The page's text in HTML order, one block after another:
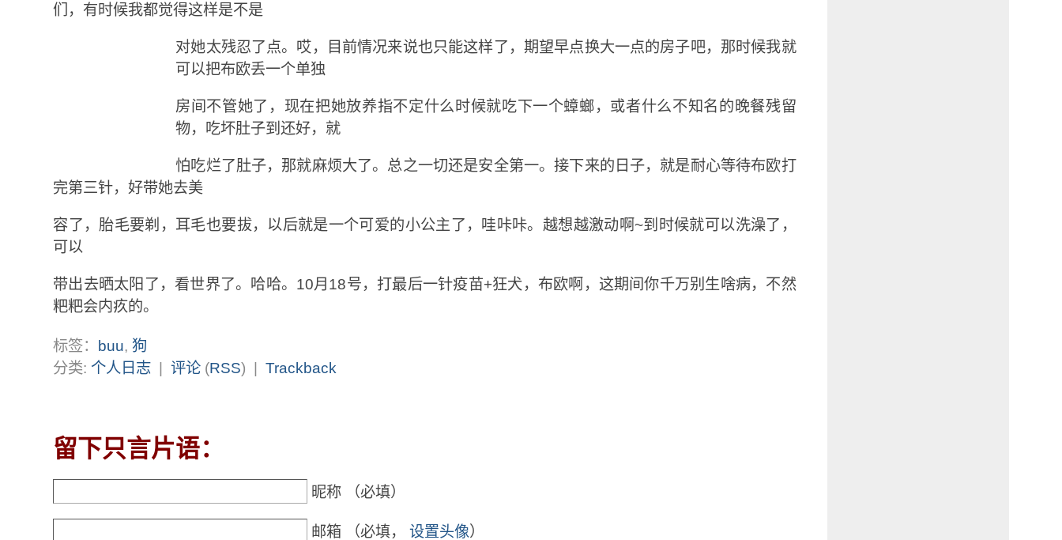
们，有时候我都觉得这样是不是
对她太残忍了点。哎，目前情况来说也只能这样了，期望早点换大一点的房子吧，那时候我就
可以把布欧丢一个单独
房间不管她了，现在把她放养指不定什么时候就吃下一个蟑螂，或者什么不知名的晚餐残留
物，吃坏肚子到还好，就
怕吃烂了肚子，那就麻烦大了。总之一切还是安全第一。接下来的日子，就是耐心等待布欧打
完第三针，好带她去美
容了，胎毛要剃，耳毛也要拔，以后就是一个可爱的小公主了，哇咔咔。越想越激动啊~到时候就可以洗澡了，
可以
带出去晒太阳了，看世界了。哈哈。10月18号，打最后一针疫苗+狂犬，布欧啊，这期间你千万别生啥病，不然
粑粑会内疚的。
标签： buu, 狗
分类: 个人日志 |评论 (RSS) |Trackback
留下只言片语：
昵称 （必填）
邮箱 （必填，设置头像）